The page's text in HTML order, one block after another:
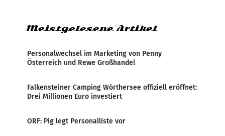
Meistgelesene Artikel
Personalwechsel im Marketing von Penny
Österreich und Rewe Großhandel
Falkensteiner Camping Wörthersee offiziell eröffnet:
Drei Millionen Euro investiert
ORF: Pig legt Personalliste vor